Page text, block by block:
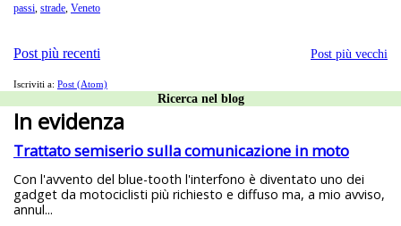
passi strade Veneto
Post più recenti Post più vecchi
Iscriviti a: Post (Atom)
Ricerca nel blog
In evidenza
Trattato semiserio sulla comunicazione in moto
Con l'avvento del blue-tooth l'interfono è diventato uno dei
gadget da motociclisti più richiesto e diffuso ma, a mio avviso,
annul...